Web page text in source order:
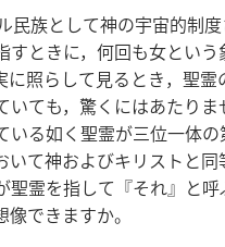
民族として神の宇宙的制
すときに，何回も女という
に照らして見るとき，聖霊
いても，驚くにはあたり
いる如く聖霊が三位一体
いて神およびキリストと同
聖霊を指して『それ』と
できますか。